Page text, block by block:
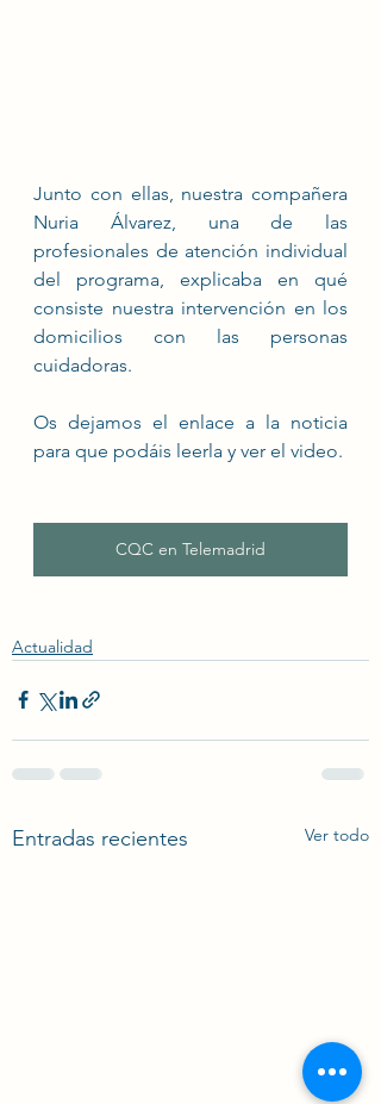
Junto con ellas, nuestra compañera
Nuria Álvarez, una de las
profesionales de atención individual
del programa, explicaba en qué
consiste nuestra intervención en los
domicilios con las personas
cuidadoras.
Os dejamos el enlace a la noticia
para que podáis leerla y ver el video.
CQC en Telemadrid
Actualidad
Entradas recientes Ver todo